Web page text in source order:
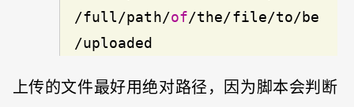
/full/path/of/the/file/to/be
/uploaded
上传的文件最好用绝对路径，因为脚本会判断